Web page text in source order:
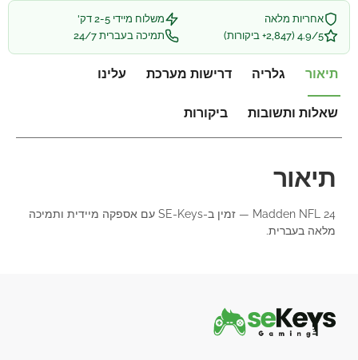
אחריות מלאה
משלוח מיידי 2-5 דק'
4.9/5 (2,847+ ביקורות)
תמיכה בעברית 24/7
תיאור גלריה דרישות מערכת עלינו
שאלות ותשובות ביקורות
תיאור
Madden NFL 24 — זמין ב-SE-Keys עם אספקה מיידית ותמיכה
מלאה בעברית.